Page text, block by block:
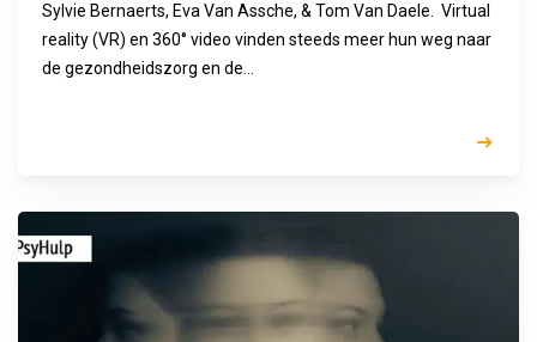
Sylvie Bernaerts, Eva Van Assche, & Tom Van Daele. Virtual
reality (VR) en 360° video vinden steeds meer hun weg naar
de gezondheidszorg en de...